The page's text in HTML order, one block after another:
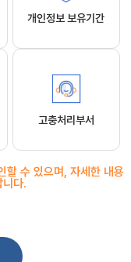
개인정보 보유기간
고충처리부서
할 수 있으며, 자세한 내용
다.